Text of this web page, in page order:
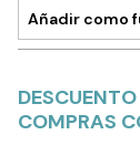
Añadir como
COMPRAS